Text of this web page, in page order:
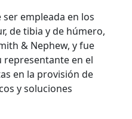
empleada en los
de tibia y de húmero,
& Nephew, y fue
representante en el
en la provisión de
y soluciones